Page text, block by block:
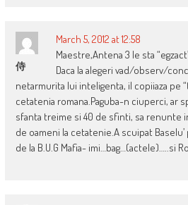
侍
March 5, 2012 at 12:58
Maestre,Antena 3 le sta
Daca la alegeri vad/observ/
netarmurita lui inteligenta, il copiiaza pe
cetatenia romana.Paguba-n ciuperci, ar
sfanta treime si 40 de sfinti, sa renunte
de oameni la cetatenie.A scuipat
de la B.U.G Mafia- imi…bag…(actele)…..si